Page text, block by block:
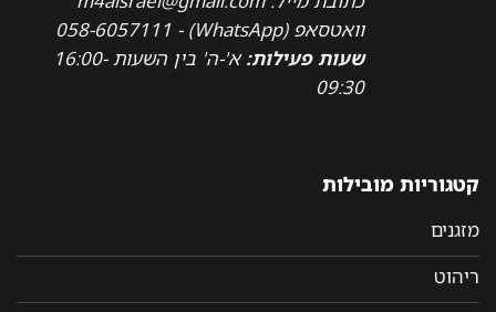
וואטסאפ (WhatsApp) - 058-6057111
שעות פעילות:
א'-ה' בין השעות 16:00-
09:30
קטגוריות מובילות
מזגנים
ריהוט